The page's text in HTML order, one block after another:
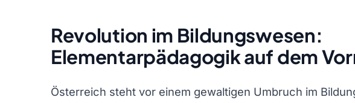
Revolution im Bildungswesen:
Elementarpädagogik auf dem
Österreich steht vor einem gewaltigen Umbruch im